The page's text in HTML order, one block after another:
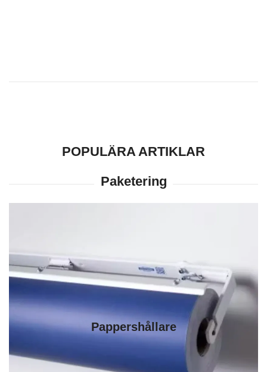
POPULÄRA ARTIKLAR
Pappershållare